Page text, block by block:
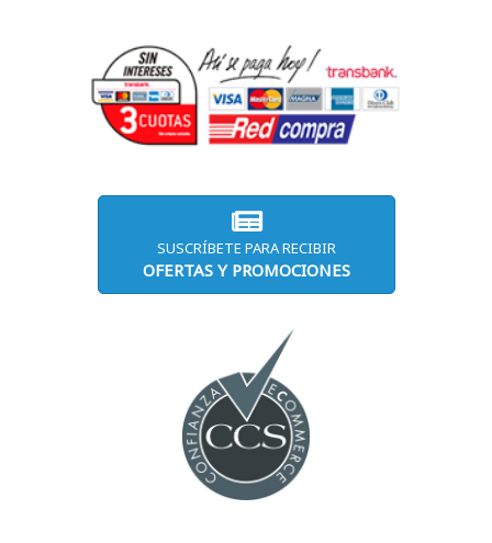
SUSCRÍBETE PARA RECIBIR
OFERTAS Y PROMOCIONES